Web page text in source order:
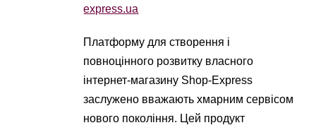
express.ua
Платформу для створення і
повноцінного розвитку власного
інтернет-магазину Shop-Express
заслужено вважають хмарним сервісом
нового покоління. Цей продукт